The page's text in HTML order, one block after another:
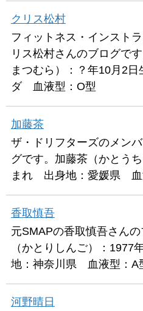
クリス松村
フィットネス・インスト
リス松村さんのブログで
まつむら）：？年10月2
ダ 血液型：O型
加藤茶
ザ・ドリフターズのメン
グです。加藤茶（かとう
まれ 出身地：愛媛県 血
香取慎吾
元SMAPの香取慎吾さん
（かとりしんご）：
地：神奈川県 血液型：A
河野晴日